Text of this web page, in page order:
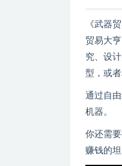
《武器
贸易大
究、设
型，或
通过自
机器。
你还需
赚钱的